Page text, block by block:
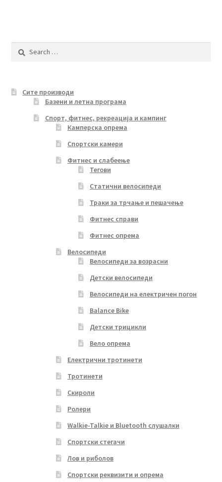
options
product
Search
Сите производи
Базени и летна програма
Спорт, фитнес, рекреација и кампинг
Камперска опрема
Спортски камери
Фитнес и слабеење
Тегови
Статични велосипеди
Траки за трчање и пешачење
Фитнес справи
Фитнес опрема
Велосипеди
Велосипеди за возрасни
Детски велосипеди
Велосипеди на електричен погон
Balance Bike
Детски трицикли
Вело опрема
Електрични тротинети
Тротинети
Скироли
Ролери
Walkie-Talkie и Bluetooth слушалки
Спортски стегачи
Лов и риболов
Спортски реквизити и опрема